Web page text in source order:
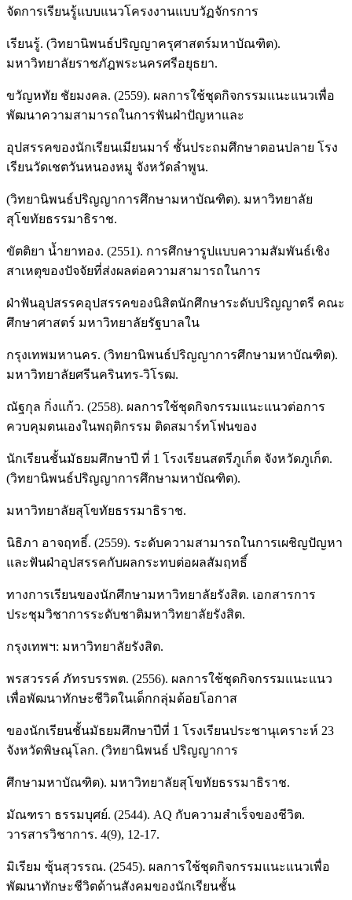
จัดการเรียนรู้แบบแนวโครงงานแบบวัฏจักรการ
เรียนรู้. (วิทยานิพนธ์ปริญญาครุศาสตร์มหาบัณฑิต).
มหาวิทยาลัยราชภัฎพระนครศรีอยุธยา.
ขวัญหทัย ชัยมงคล. (2559). ผลการใช้ชุดกิจกรรมแนะแนวเพื่อ
พัฒนาความสามารถในการฟันฝ่าปัญหาและ
อุปสรรคของนักเรียนเมียนมาร์ ชั้นประถมศึกษาตอนปลาย โรง
เรียนวัดเชตวันหนองหมู จังหวัดลำพูน.
(วิทยานิพนธ์ปริญญาการศึกษามหาบัณฑิต). มหาวิทยาลัย
สุโขทัยธรรมาธิราช.
ขัตติยา น้ำยาทอง. (2551). การศึกษารูปแบบความสัมพันธ์เชิง
สาเหตุของปัจจัยที่ส่งผลต่อความสามารถในการ
ฝ่าฟันอุปสรรคอุปสรรคของนิสิตนักศึกษาระดับปริญญาตรี คณะ
ศึกษาศาสตร์ มหาวิทยาลัยรัฐบาลใน
กรุงเทพมหานคร. (วิทยานิพนธ์ปริญญาการศึกษามหาบัณฑิต).
มหาวิทยาลัยศรีนครินทร-วิโรฒ.
ณัฐกุล กิ่งแก้ว. (2558). ผลการใช้ชุดกิจกรรมแนะแนวต่อการ
ควบคุมตนเองในพฤติกรรม ติดสมาร์ทโฟนของ
นักเรียนชั้นมัธยมศึกษาปี ที่ 1 โรงเรียนสตรีภูเก็ต จังหวัดภูเก็ต.
(วิทยานิพนธ์ปริญญาการศึกษามหาบัณฑิต).
มหาวิทยาลัยสุโขทัยธรรมาธิราช.
นิธิภา อาจฤทธิ์. (2559). ระดับความสามารถในการเผชิญปัญหา
และฟันฝ่าอุปสรรคกับผลกระทบต่อผลสัมฤทธิ์
ทางการเรียนของนักศึกษามหาวิทยาลัยรังสิต. เอกสารการ
ประชุมวิชาการระดับชาติมหาวิทยาลัยรังสิต.
กรุงเทพฯ: มหาวิทยาลัยรังสิต.
พรสวรรค์ ภัทรบรรพต. (2556). ผลการใช้ชุดกิจกรรมแนะแนว
เพื่อพัฒนาทักษะชีวิตในเด็กกลุ่มด้อยโอกาส
ของนักเรียนชั้นมัธยมศึกษาปีที่ 1 โรงเรียนประชานุเคราะห์ 23
จังหวัดพิษณุโลก. (วิทยานิพนธ์ ปริญญาการ
ศึกษามหาบัณฑิต). มหาวิทยาลัยสุโขทัยธรรมาธิราช.
มัณฑรา ธรรมบุศย์. (2544). AQ กับความสำเร็จของชีวิต.
วารสารวิชาการ. 4(9), 12-17.
มิเรียม ซุ้นสุวรรณ. (2545). ผลการใช้ชุดกิจกรรมแนะแนวเพื่อ
พัฒนาทักษะชีวิตด้านสังคมของนักเรียนชั้น